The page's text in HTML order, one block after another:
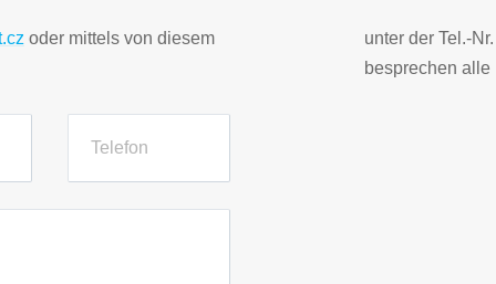
oder mittels von diesem
unter der Tel.-
besprechen